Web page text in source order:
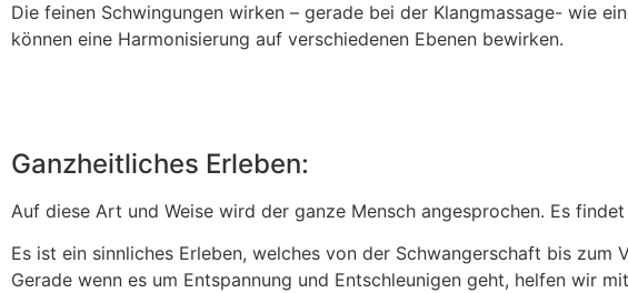
Die feinen Schwingungen wirken – gerade bei der Klangmassage- wie
können eine Harmonisierung auf verschiedenen Ebenen bewirken.
Ganzheitliches Erleben:
Auf diese Art und Weise wird der ganze Mensch angesprochen. Es
Es ist ein sinnliches Erleben, welches von der Schwangerschaft bis zum
Gerade wenn es um Entspannung und Entschleunigen geht, helfen wir